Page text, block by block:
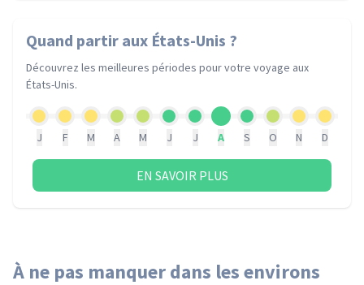
Quand partir aux États-Unis ?
Découvrez les meilleures périodes pour votre voyage aux
États-Unis.
J F M A M J J A S O N D
EN SAVOIR PLUS
À ne pas manquer dans les environs